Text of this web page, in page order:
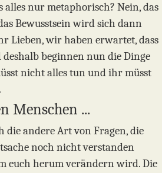
alles nur metaphorisch? Nein, das
Bewusstsein wird sich dann
Lieben, wir haben erwartet, dass
beginnen nun die Dinge
nicht alles tun und ihr müsst
Menschen ...
die andere Art von Fragen, die
noch nicht verstanden
euch herum verändern wird. Die